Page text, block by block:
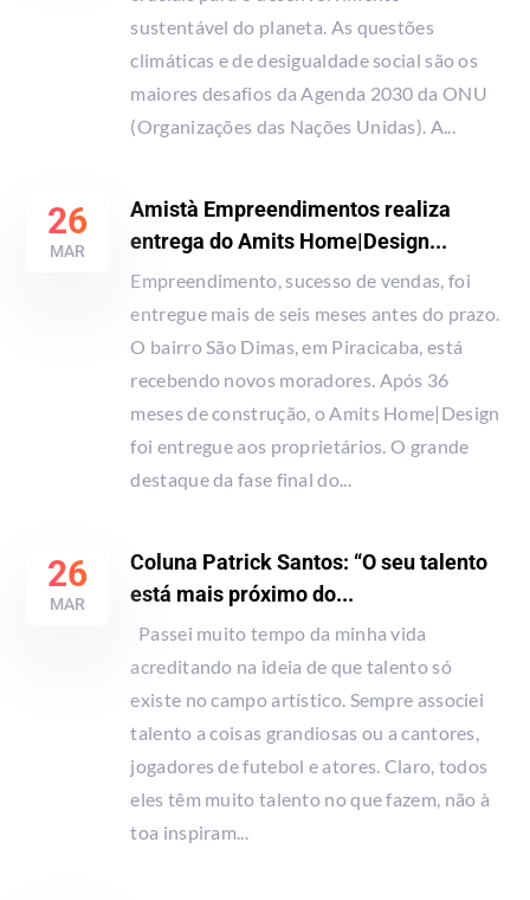
sustentável do planeta. As questões
climáticas e de desigualdade social são os
maiores desafios da Agenda 2030 da ONU
(Organizações das Nações Unidas). A...
Amistà Empreendimentos realiza
entrega do Amits Home|Design...
26
MAR
Empreendimento, sucesso de vendas, foi
entregue mais de seis meses antes do prazo.
O bairro São Dimas, em Piracicaba, está
recebendo novos moradores. Após 36
meses de construção, o Amits Home|Design
foi entregue aos proprietários. O grande
destaque da fase final do...
Coluna Patrick Santos: “O seu talento
está mais próximo do...
26
MAR
Passei muito tempo da minha vida
acreditando na ideia de que talento só
existe no campo artístico. Sempre associei
talento a coisas grandiosas ou a cantores,
jogadores de futebol e atores. Claro, todos
eles têm muito talento no que fazem, não à
toa inspiram...